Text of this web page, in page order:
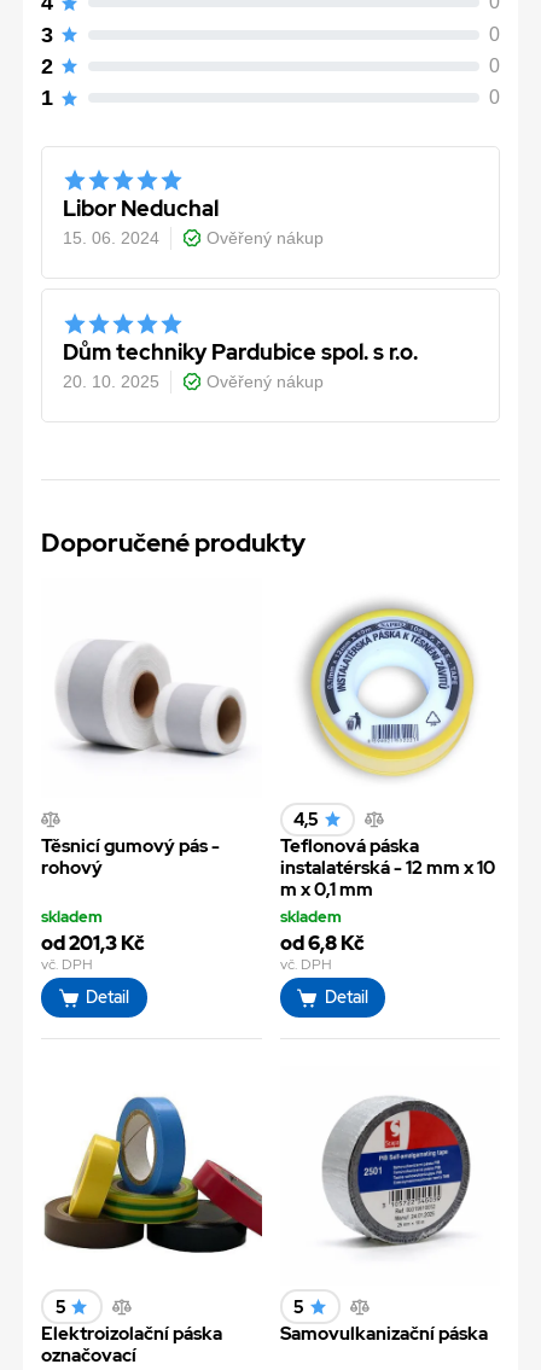
3 0
2 0
1 0
Libor Neduchal
15. 06. 2024 Ověřený nákup
Dům techniky Pardubice spol. s r.o.
20. 10. 2025 Ověřený nákup
Doporučené produkty
Těsnicí gumový pás -
rohový
skladem
od 201,3 Kč
vč. DPH
Detail
4,5
Teflonová páska
instalatérská - 12 mm x 10
m x 0,1 mm
skladem
od 6,8 Kč
vč. DPH
Detail
5
Elektroizolační páska
označovací
5
Samovulkanizační páska